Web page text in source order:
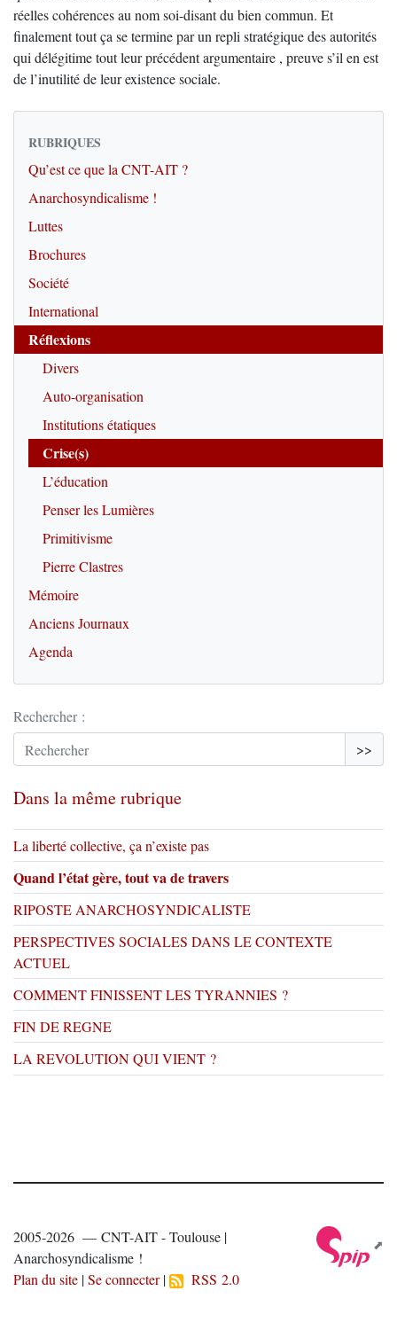
réelles cohérences au nom soi-disant du bien commun. Et
finalement tout ça se termine par un repli stratégique des autorités
qui délégitime tout leur précédent argumentaire , preuve s’il en est
de l’inutilité de leur existence sociale.
RUBRIQUES
Qu’est ce que la CNT-AIT ?
Anarchosyndicalisme !
Luttes
Brochures
Société
International
Réflexions
Divers
Auto-organisation
Institutions étatiques
Crise(s)
L’éducation
Penser les Lumières
Primitivisme
Pierre Clastres
Mémoire
Anciens Journaux
Agenda
Rechercher :
>>
Dans la même rubrique
La liberté collective, ça n’existe pas
Quand l’état gère, tout va de travers
RIPOSTE ANARCHOSYNDICALISTE
PERSPECTIVES SOCIALES DANS LE CONTEXTE
ACTUEL
COMMENT FINISSENT LES TYRANNIES ?
FIN DE REGNE
LA REVOLUTION QUI VIENT ?
2005-2026 — CNT-AIT - Toulouse |
Anarchosyndicalisme !
Plan du site |Se connecter| RSS 2.0